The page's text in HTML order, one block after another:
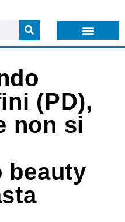
(PD),
non si
beauty